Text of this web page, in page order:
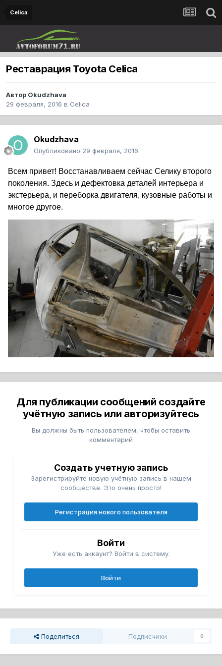
Celica
Реставрация Toyota Celica
Автор Okudzhava
29 февраля, 2016 в Celica
Okudzhava
Опубликовано 29 февраля, 2016
Всем привет! Восстанавливаем сейчас Селику второго
поколения. Здесь и дефектовка деталей интерьера и
экстерьера, и переборка двигателя, кузовные работы и
многое другое.
Для публикации сообщений создайте
учётную запись или авторизуйтесь
Вы должны быть пользователем, чтобы оставить
комментарий
Создать учетную запись
Зарегистрируйте новую учётную запись в нашем
сообществе. Это очень просто!
Регистрация нового пользователя
Войти
Уже есть аккаунт? Войти в систему.
Войти
Поделиться Подписчики 0